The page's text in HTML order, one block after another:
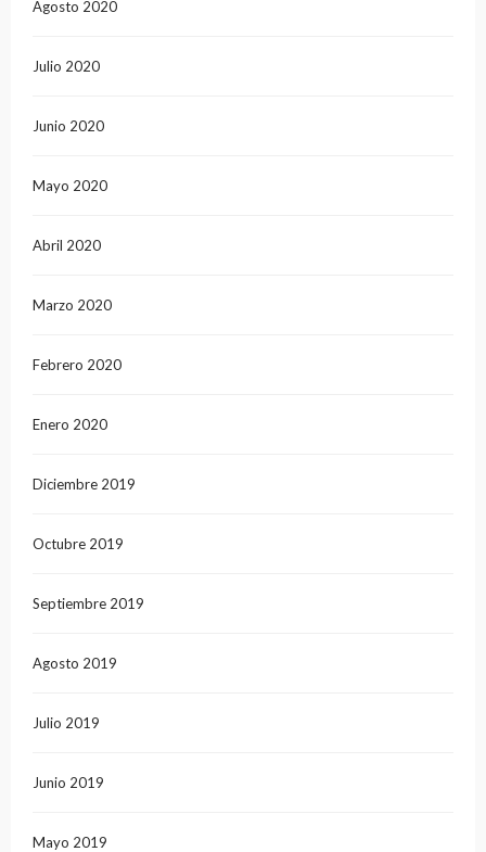
Agosto 2020
Julio 2020
Junio 2020
Mayo 2020
Abril 2020
Marzo 2020
Febrero 2020
Enero 2020
Diciembre 2019
Octubre 2019
Septiembre 2019
Agosto 2019
Julio 2019
Junio 2019
Mayo 2019